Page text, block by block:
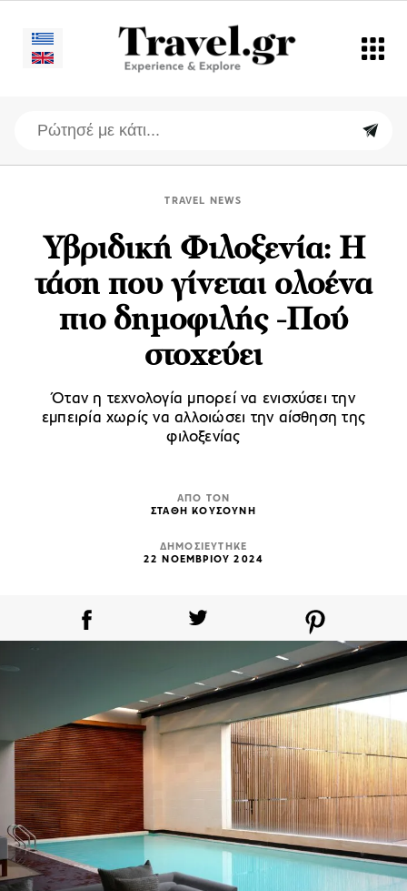
TRAVEL NEWS
Υβριδική Φιλοξενία: Η
τάση που γίνεται ολοένα
πιο δημοφιλής -Πού
στοχεύει
Όταν η τεχνολογία μπορεί να ενισχύσει την
εμπειρία χωρίς να αλλοιώσει την αίσθηση της
φιλοξενίας
ΑΠΟ ΤΟΝ
ΣΤΑΘΗ ΚΟΥΣΟΥΝΗ
ΔΗΜΟΣΙΕΥΤΗΚΕ
22 ΝΟΕΜΒΡΙΟΥ 2024